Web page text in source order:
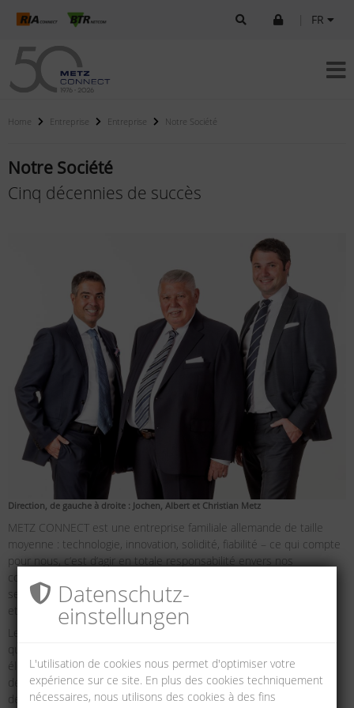
FR
Home Entreprise Entreprise Notre Société
Notre Société
Cinq décennies de succès
Direction, de gauche à droite : Jochen, Albert et Christian Metz
METZ CONNECT est une entreprise familiale allemande de taille
moyenne : technologie, innovation, solidité, fiabilité – ce qui compte
pour nous, c‘est d‘agir en totale responsabilité envers nos
collaborateurs, clients et partenaires commerciaux. Tous les
secteurs du groupe d‘entreprises sont dirigés de manière durable
et sur la base des normes de qualité certifiée.
Le groupe METZ CONNECT est aujourd‘hui synonyme de haute
qualité dans le domaine de la technique de connexion et pour les
éléments de connexion dans les secteurs de l‘électrotechnique et
de l‘électronique. Nos produits garantissent dans le monde entier
des connexions sûres et fiables et assurent ainsi un flux
Datenschutz­
einstellungen
L'utilisation de cookies nous permet d'optimiser votre
expérience sur ce site. En plus des cookies techniquement
nécessaires, nous utilisons des cookies à des fins